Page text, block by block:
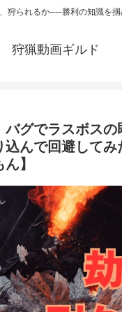
狩られるか──勝利の知識を掴
狩猟動画ギルド
バグでラスボス
込んで回避してみ
】